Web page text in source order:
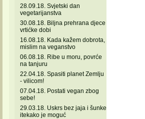
28.09.18. Svjetski dan
vegetarijanstva
30.08.18. Biljna prehrana djece
vrtićke dobi
16.08.18. Kada kažem dobrota,
mislim na veganstvo
06.08.18. Ribe u moru, povrće
na tanjuru
22.04.18. Spasiti planet Zemlju
- vilicom!
07.04.18. Postati vegan zbog
sebe!
29.03.18. Uskrs bez jaja i šunke
itekako je moguć